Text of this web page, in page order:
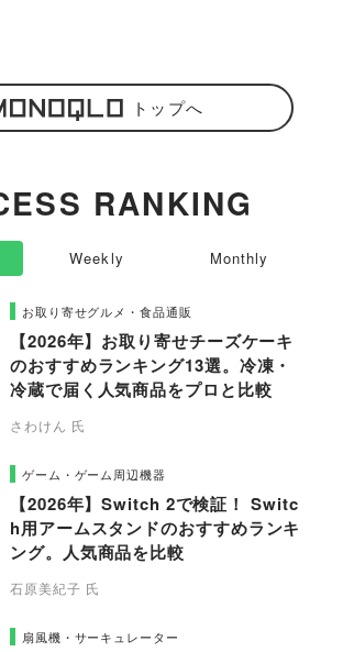
トップへ
RANKING
お取り寄せグルメ・食品通販
【2026年】お取り寄せチーズケーキ
のおすすめランキング13選。冷凍・
冷蔵で届く人気商品をプロと比較
さわけん 氏
ゲーム・ゲーム周辺機器
【2026年】Switch 2で検証！ Switc
h用アームスタンドのおすすめランキ
ング。人気商品を比較
石原美紀子 氏
扇風機・サーキュレーター
Weekly Monthly